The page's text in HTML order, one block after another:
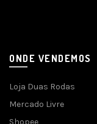
ONDE VENDEMOS
Loja Duas Rodas
Mercado Livre